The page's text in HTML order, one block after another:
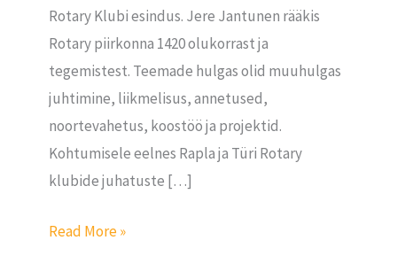
Rotary Klubi esindus. Jere Jantunen rääkis
Rotary piirkonna 1420 olukorrast ja
tegemistest. Teemade hulgas olid muuhulgas
juhtimine, liikmelisus, annetused,
noortevahetus, koostöö ja projektid.
Kohtumisele eelnes Rapla ja Türi Rotary
klubide juhatuste […]
Read More »